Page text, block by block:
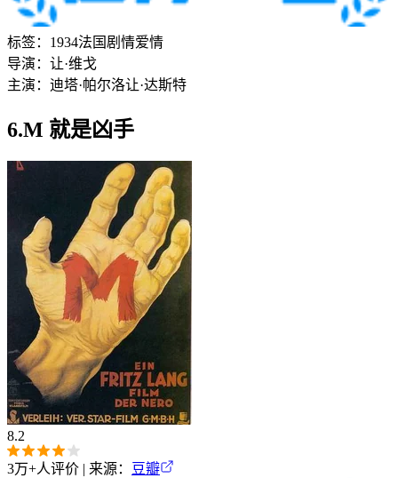
标签： 1934法国 剧情爱情
导演： 让·维戈
主演： 迪塔·帕尔洛让·达斯特
6.M 就是凶手
8.2
3万+人评价 | 来源： 豆瓣